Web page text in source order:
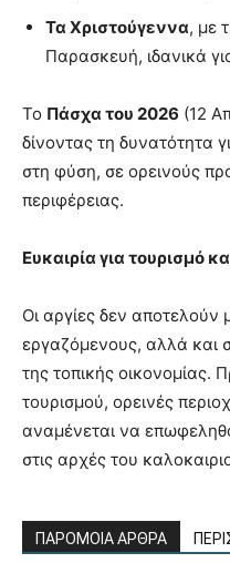
Τα Χριστούγεννα, με
Παρασκευή, ιδανικά
Το Πάσχα του 2026 (12
δίνοντας τη δυνατότητα
στη φύση, σε ορεινούς
περιφέρειας.
Ευκαιρία για τουρισμό
Οι αργίες δεν
εργαζόμενους, αλλά και
της τοπικής οικονομίας.
τουρισμού, ορεινές
αναμένεται να
στις αρχές του
ΠΑΡΟΜΟΙΑ ΑΡΘΡΑ